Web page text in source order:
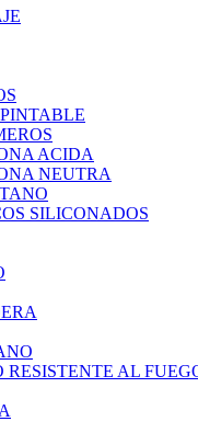
ACIDA
NEUTRA
SILICONADOS
AL